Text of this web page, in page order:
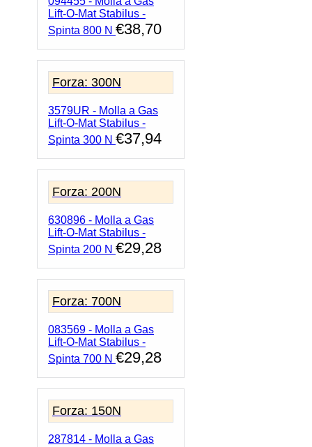
Lift-O-Mat Stabilus -
Spinta 800 N €38,70
Forza: 300N
3579UR - Molla a Gas
Lift-O-Mat Stabilus -
Spinta 300 N €37,94
Forza: 200N
630896 - Molla a Gas
Lift-O-Mat Stabilus -
Spinta 200 N €29,28
Forza: 700N
083569 - Molla a Gas
Lift-O-Mat Stabilus -
Spinta 700 N €29,28
Forza: 150N
287814 - Molla a Gas